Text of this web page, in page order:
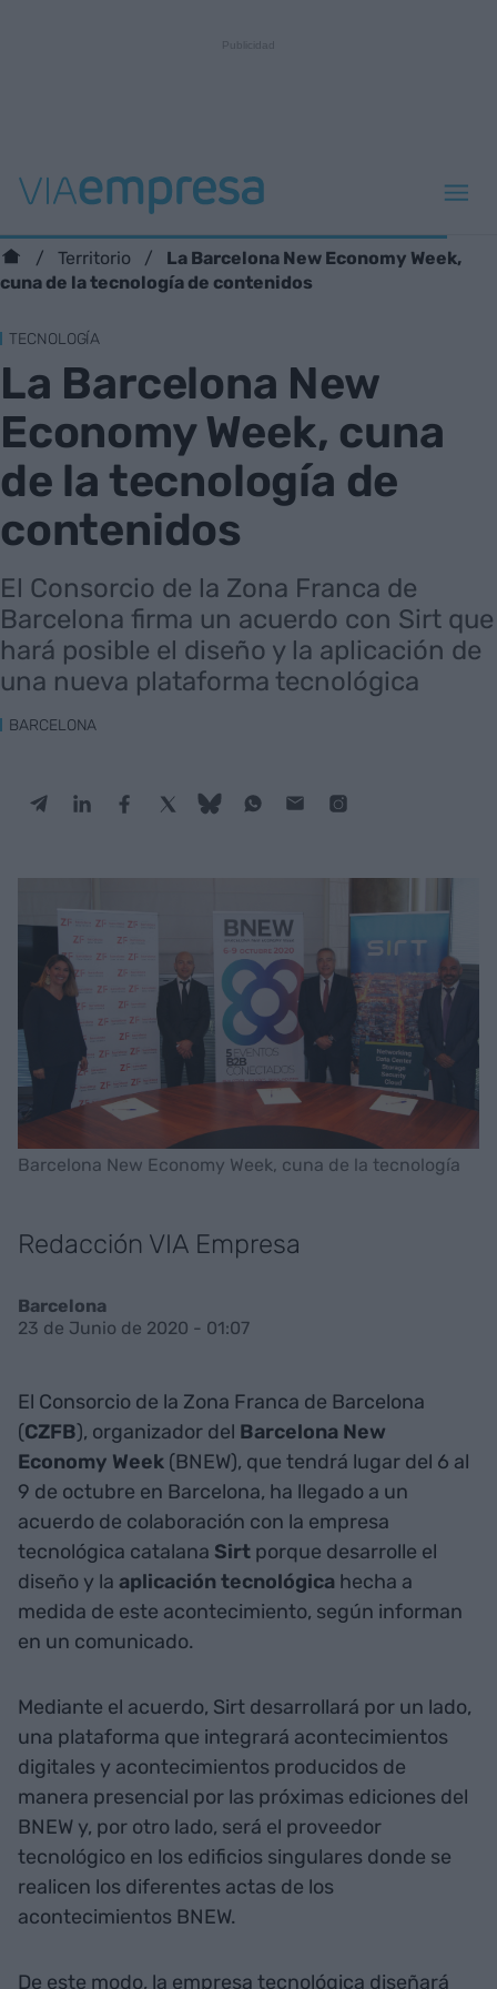
Territorio
La Barcelona New Economy Week,
cuna de la tecnología de contenidos
TECNOLOGÍA
La Barcelona New
Economy Week, cuna
de la tecnología de
contenidos
El Consorcio de la Zona Franca de
Barcelona firma un acuerdo con Sirt que
hará posible el diseño y la aplicación de
una nueva plataforma tecnológica
BARCELONA
Barcelona New Economy Week, cuna de la tecnología
Redacción VIA Empresa
Barcelona
23 de Junio de 2020 - 01:07
El Consorcio de la Zona Franca de Barcelona
(CZFB), organizador del Barcelona New
Economy Week (BNEW), que tendrá lugar del 6 al
9 de octubre en Barcelona, ha llegado a un
acuerdo de colaboración con la empresa
tecnológica catalana Sirt porque desarrolle el
diseño y la aplicación tecnológica hecha a
medida de este acontecimiento, según informan
en un comunicado.
Mediante el acuerdo, Sirt desarrollará por un lado,
una plataforma que integrará acontecimientos
digitales y acontecimientos producidos de
manera presencial por las próximas ediciones del
BNEW y, por otro lado, será el proveedor
tecnológico en los edificios singulares donde se
realicen los diferentes actas de los
acontecimientos BNEW.
De este modo, la empresa tecnológica diseñará